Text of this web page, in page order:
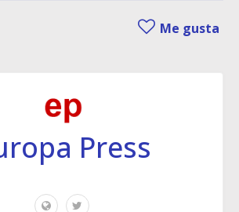
Me gusta
Press